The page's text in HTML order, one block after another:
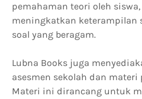
pemahaman teori oleh
meningkatkan keterampilan
soal yang beragam.
Lubna Books juga
asesmen sekolah dan
Materi ini dirancang untuk